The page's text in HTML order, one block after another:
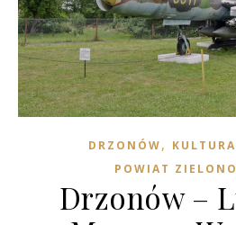
DRZONÓW,
POWIAT
Drzonów –